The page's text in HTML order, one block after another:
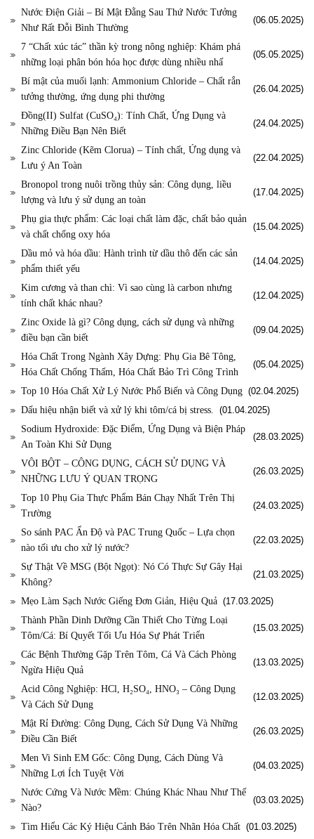
Nước Điện Giải – Bí Mật Đằng Sau Thứ Nước Tưởng
Như Rất Đỗi Bình Thường
(06.05.2025)
7 “Chất xúc tác” thần kỳ trong nông nghiệp: Khám phá
những loại phân bón hóa học được dùng nhiều nhấ
(05.05.2025)
Bí mật của muối lạnh: Ammonium Chloride – Chất rắn
tưởng thường, ứng dụng phi thường
(26.04.2025)
Đồng(II) Sulfat (CuSO₄): Tính Chất, Ứng Dụng và
Những Điều Bạn Nên Biết
(24.04.2025)
Zinc Chloride (Kẽm Clorua) – Tính chất, Ứng dụng và
Lưu ý An Toàn
(22.04.2025)
Bronopol trong nuôi trồng thủy sản: Công dụng, liều
lượng và lưu ý sử dụng an toàn
(17.04.2025)
Phụ gia thực phẩm: Các loại chất làm đặc, chất bảo quản
và chất chống oxy hóa
(15.04.2025)
Dầu mỏ và hóa dầu: Hành trình từ dầu thô đến các sản
phẩm thiết yếu
(14.04.2025)
Kim cương và than chì: Vì sao cùng là carbon nhưng
tính chất khác nhau?
(12.04.2025)
Zinc Oxide là gì? Công dụng, cách sử dụng và những
điều bạn cần biết
(09.04.2025)
Hóa Chất Trong Ngành Xây Dựng: Phụ Gia Bê Tông,
Hóa Chất Chống Thấm, Hóa Chất Bảo Trì Công Trình
(05.04.2025)
Top 10 Hóa Chất Xử Lý Nước Phổ Biến và Công Dụng (02.04.2025)
Dấu hiệu nhận biết và xử lý khi tôm/cá bị stress. (01.04.2025)
Sodium Hydroxide: Đặc Điểm, Ứng Dụng và Biện Pháp
An Toàn Khi Sử Dụng
(28.03.2025)
VÔI BỘT – CÔNG DỤNG, CÁCH SỬ DỤNG VÀ
NHỮNG LƯU Ý QUAN TRỌNG
(26.03.2025)
Top 10 Phụ Gia Thực Phẩm Bán Chạy Nhất Trên Thị
Trường
(24.03.2025)
So sánh PAC Ấn Độ và PAC Trung Quốc – Lựa chọn
nào tối ưu cho xử lý nước?
(22.03.2025)
Sự Thật Về MSG (Bột Ngọt): Nó Có Thực Sự Gây Hại
Không?
(21.03.2025)
Mẹo Làm Sạch Nước Giếng Đơn Giản, Hiệu Quả (17.03.2025)
Thành Phần Dinh Dưỡng Cần Thiết Cho Từng Loại
Tôm/Cá: Bí Quyết Tối Ưu Hóa Sự Phát Triển
(15.03.2025)
Các Bệnh Thường Gặp Trên Tôm, Cá Và Cách Phòng
Ngừa Hiệu Quả
(13.03.2025)
Acid Công Nghiệp: HCl, H₂SO₄, HNO₃ – Công Dụng
Và Cách Sử Dụng
(12.03.2025)
Mật Rỉ Đường: Công Dụng, Cách Sử Dụng Và Những
Điều Cần Biết
(26.03.2025)
Men Vi Sinh EM Gốc: Công Dụng, Cách Dùng Và
Những Lợi Ích Tuyệt Vời
(04.03.2025)
Nước Cứng Và Nước Mềm: Chúng Khác Nhau Như Thế
Nào?
(03.03.2025)
Tìm Hiểu Các Ký Hiệu Cảnh Báo Trên Nhãn Hóa Chất (01.03.2025)